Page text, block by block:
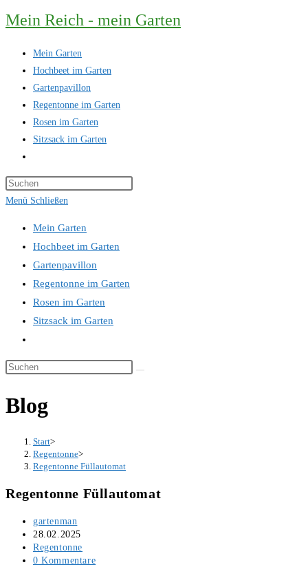
Zum
Inhalt
springen
Mein Reich - mein Garten
Mein Garten
Hochbeet im Garten
Gartenpavillon
Regentonne im Garten
Rosen im Garten
Sitzsack im Garten
umschalten
Menü Schließen
Mein Garten
Hochbeet im Garten
Gartenpavillon
Regentonne im Garten
Rosen im Garten
Sitzsack im Garten
umschalten
Diese
durchsuchen
Blog
Start>
Regentonne>
Regentonne Füllautomat
Regentonne Füllautomat
Beitrags-
Autor:
gartenman
Beitrag
veröffentlicht:
28.02.2025
Beitrags-
Kategorie:
Regentonne
Beitrags-
0 Kommentare